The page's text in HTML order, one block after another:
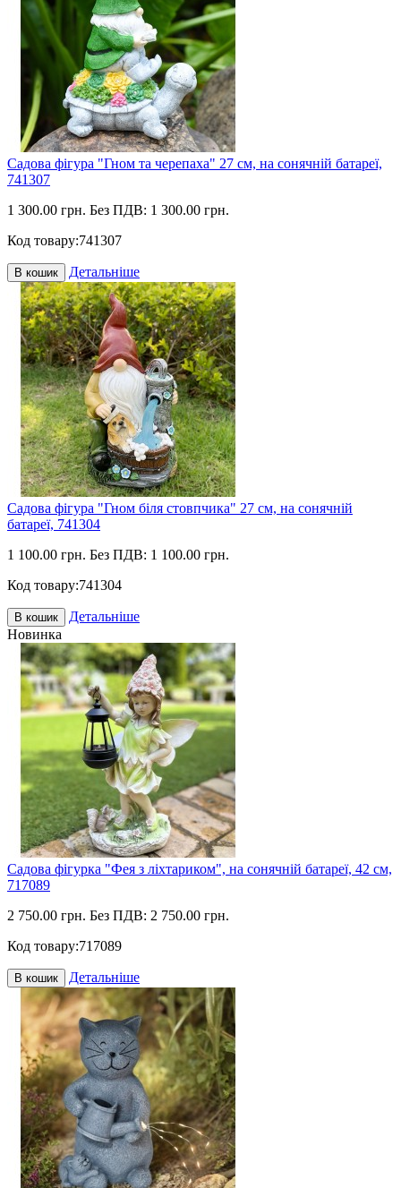
Садова фігура "Гном та черепаха" 27 см, на сонячній батареї,
741307
1 300.00 грн. Без ПДВ: 1 300.00 грн.
Код товару:741307
В кошик Детальніше
Садова фігура "Гном біля стовпчика" 27 см, на сонячній
батареї, 741304
1 100.00 грн. Без ПДВ: 1 100.00 грн.
Код товару:741304
В кошик
Детальніше
Новинка
Садова фігурка "Фея з ліхтариком", на сонячній батареї, 42 см,
717089
2 750.00 грн. Без ПДВ: 2 750.00 грн.
Код товару:717089
В кошик Детальніше